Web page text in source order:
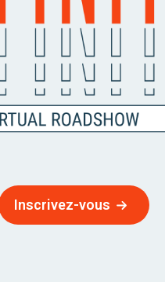
Inscrivez-vous